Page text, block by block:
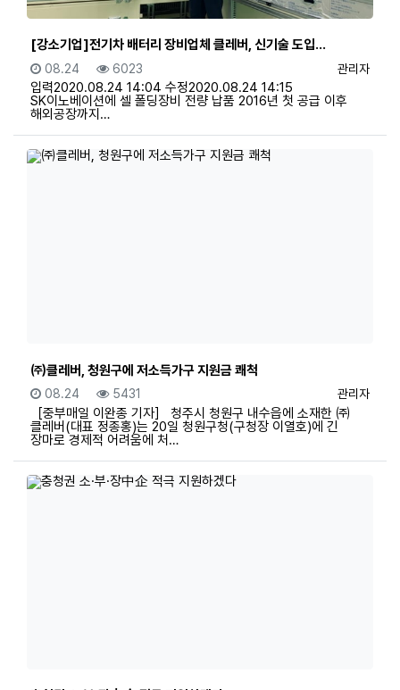
[강소기업]전기차 배터리 장비업체 클레버, 신기술 도입…
등록자
관리자
등록일
08.24 조회
6023
입력2020.08.24 14:04 수정2020.08.24 14:15
SK이노베이션에 셀 폴딩장비 전량 납품 2016년 첫 공급 이후
해외공장까지…
㈜클레버, 청원구에 저소득가구 지원금 쾌척
등록자
관리자
등록일
08.24 조회
5431
［중부매일 이완종 기자］ 청주시 청원구 내수읍에 소재한 ㈜
클레버(대표 정종홍)는 20일 청원구청(구청장 이열호)에 긴
장마로 경제적 어려움에 처…